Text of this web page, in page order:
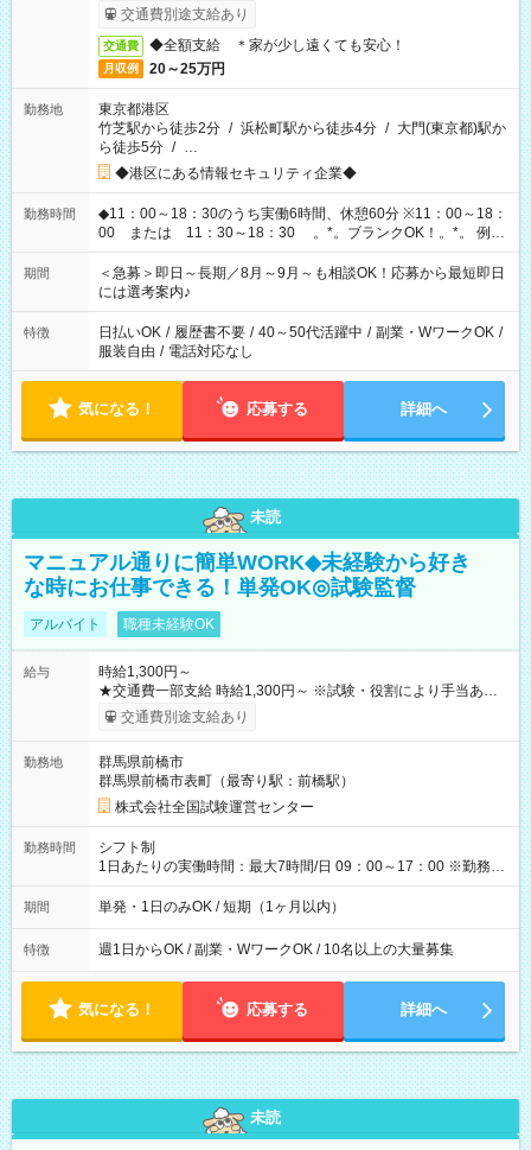
交通費別途支給あり
交通費 ◆全額支給 ＊家が少し遠くても安心！
月収例 20～25万円
勤務地
東京都港区
竹芝駅から徒歩2分 / 浜松町駅から徒歩4分 / 大門(東京都)駅か
ら徒歩5分 / …
◆港区にある情報セキュリティ企業◆
勤務時間
◆11：00～18：30のうち実働6時間、休憩60分 ※11：00～18：
00 または 11：30～18：30 。*。ブランクOK！。*。 例え
ば前職が、 在宅/財団法人/事務/コールセンター/受付/販売/カフェ
スタッフ スイーツ販売/ホテルフロント/化粧品販売/など 様々な
業界から入社して活躍されています♪
期間
＜急募＞即日～長期／8月～9月～も相談OK！応募から最短即日
には選考案内♪
特徴 日払いOK / 履歴書不要 / 40～50代活躍中 / 副業・WワークOK /
服装自由 / 電話対応なし
気になる！ 応募する 詳細へ
未読
マニュアル通りに簡単WORK◆未経験から好き
な時にお仕事できる！単発OK◎試験監督
アルバイト 職種未経験OK
給与
時給1,300円～
★交通費一部支給 時給1,300円～ ※試験・役割により手当あり
※勤務回数により昇給あり 【即給（前払い）オプションあ
り！】 希望される場合、勤務から1週間ほどで給与の一部を受け
例】 ・河合塾模擬試験 8:30～17:30（休憩1時間） 時給1,300円
×8時間＝日収10,400円＋交通費 ※当日の役割により時給＋100
円の場合あり ・国家試験 7:00～13:30（休憩なし） 時給1,300
円（役割手当＋100円）×6時間＝日収8,400円＋交通費 【試用期
間】試用期間なし
交通費別途支給あり
勤務地
群馬県前橋市
群馬県前橋市表町（最寄り駅：前橋駅）
株式会社全国試験運営センター
勤務時間
シフト制
1日あたりの実働時間：最大7時間/日 09：00～17：00 ※勤務時
間は 試験により異なります。
期間 単発・1日のみOK / 短期（1ヶ月以内）
特徴 週1日からOK / 副業・WワークOK / 10名以上の大量募集
気になる！ 応募する 詳細へ
未読